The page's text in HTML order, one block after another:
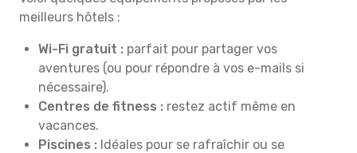
meilleurs hôtels :
Wi-Fi gratuit : parfait pour partager vos
aventures (ou pour répondre à vos e-mails si
nécessaire).
Centres de fitness : restez actif même en
vacances.
Piscines : Idéales pour se rafraîchir ou se